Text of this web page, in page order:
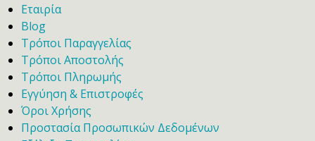
Εταιρία
Blog
Τρόποι Παραγγελίας
Τρόποι Αποστολής
Τρόποι Πληρωμής
Εγγύηση & Επιστροφές
Όροι Χρήσης
Προστασία Προσωπικών Δεδομένων